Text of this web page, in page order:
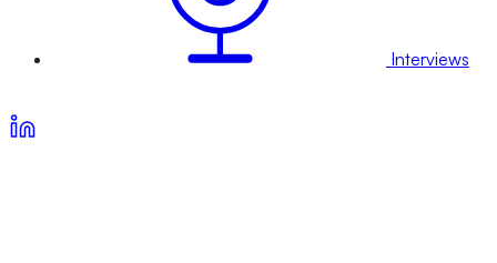
Interviews